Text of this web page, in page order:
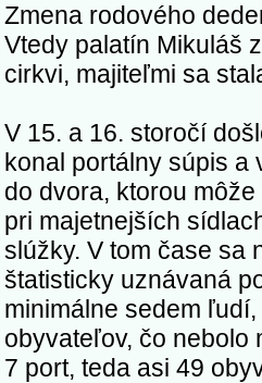
Zmena rodového
Vtedy palatín Mikuláš
cirkvi, majiteľmi sa
V 15. a 16. storočí
konal portálny súpis a
do dvora, ktorou
pri majetnejších
slúžky. V tom čase sa
štatisticky uznávaná
minimálne sedem
obyvateľov, čo nebolo
7 port, teda asi 49